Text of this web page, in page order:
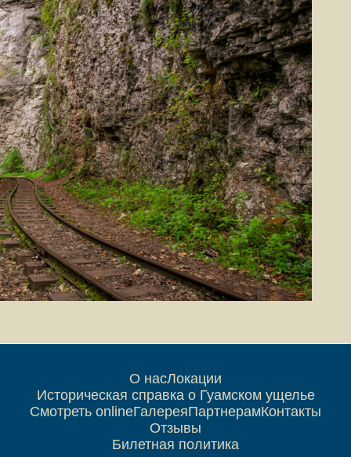
О насЛокации
Историческая справка о Гуамском ущелье
Смотреть onlineГалереяПартнерамКонтакты
Отзывы
Билетная политика